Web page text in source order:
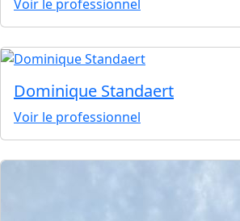
Voir le professionnel
Dominique Standaert
Voir le professionnel